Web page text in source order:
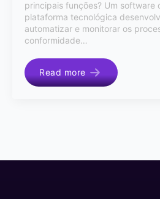
principais funções? Um software
plataforma tecnológica
automatizar e monitorar os
conformidade…
Read more